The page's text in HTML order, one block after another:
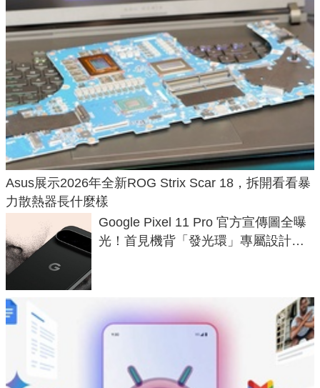
Asus展示2026年全新ROG Strix Scar 18，拆開看看暴
力散熱器長什麼樣
Google Pixel 11 Pro 官方宣傳圖全曝
光！首見機背「發光環」專屬設計、